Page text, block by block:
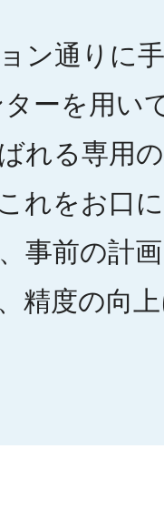
ン通りに
ーを用い
れる専用
れをお口
事前の計
精度の向